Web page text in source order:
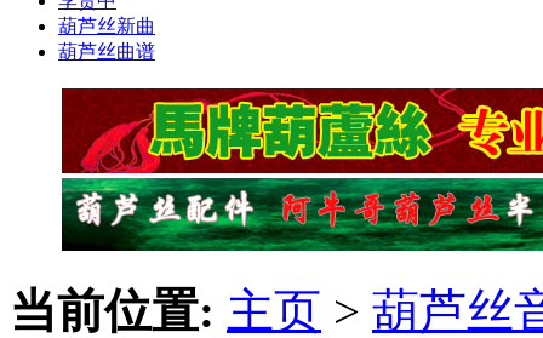
葫芦丝新曲
葫芦丝曲谱
当前位置: 主页 > 葫芦丝